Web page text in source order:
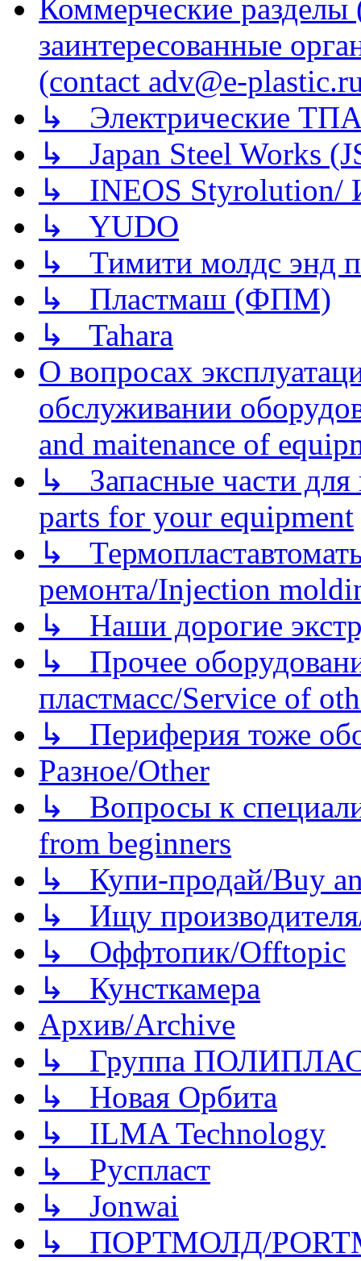
Коммерческие
заинтересованные
(contact adv@e-
↳ Электрические
↳ Japan Steel Works
↳ INEOS
↳ YUDO
↳ Тимити молдс энд
↳ Пластмаш (ФПМ)
↳ Tahara
О вопросах
обслуживании
and maitenance of
↳ Запасные части для
parts for your equipment
↳
ремонта/Injection
↳ Наши дорогие
↳ Прочее
пластмасс/Service of
↳ Периферия тоже
Разное/Other
↳ Вопросы к
from beginners
↳ Купи-продай/Buy
↳ Ищу
↳ Оффтопик/Offtopic
↳ Кунсткамера
Архив/Archive
↳ Группа
↳ Новая Орбита
↳ ILMA Technology
↳ Руспласт
↳ Jonwai
↳ ПОРТМОЛД/